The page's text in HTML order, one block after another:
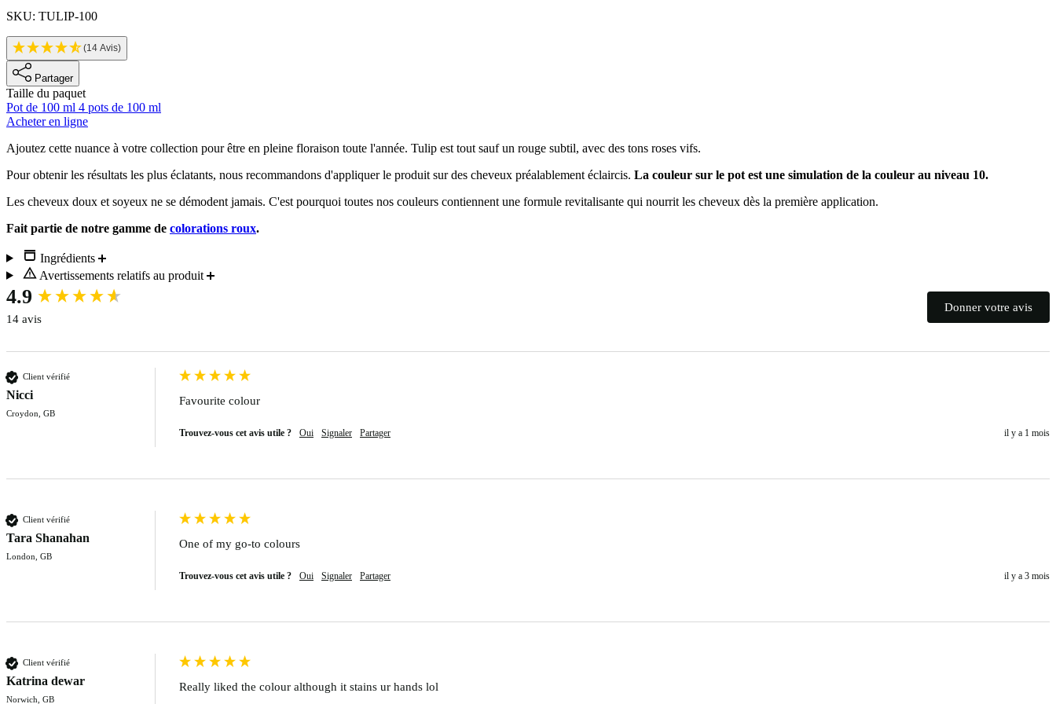
SKU: TULIP-100
(14 Avis)
Partager
Taille du paquet
Pot de 100 ml 4 pots de 100 ml
Acheter en ligne
Description
Ajoutez cette nuance à votre collection pour être en pleine floraison toute l'année. Tulip est tout sauf un rouge subtil, avec des tons roses vifs.
Pour obtenir les résultats les plus éclatants, nous recommandons d'appliquer le produit sur des cheveux préalablement éclaircis. La couleur sur le pot est une simulation de la couleur au niveau 10.
Les cheveux doux et soyeux ne se démodent jamais. C'est pourquoi toutes nos couleurs contiennent une formule revitalisante qui nourrit les cheveux dès la première application.
Fait partie de notre gamme de colorations roux.
Ingrédients
Avertissements relatifs au produit
4.9
14 avis
Donner votre avis
Client vérifié
Nicci
Croydon, GB
Favourite colour
Trouvez-vous cet avis utile ? Oui Signaler Partager il y a 1 mois
Client vérifié
Tara Shanahan
London, GB
One of my go-to colours
Trouvez-vous cet avis utile ? Oui Signaler Partager il y a 3 mois
Client vérifié
Katrina dewar
Norwich, GB
Really liked the colour although it stains ur hands lol
New content loaded